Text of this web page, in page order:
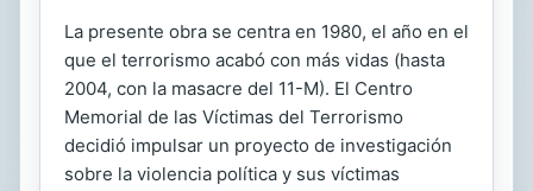
La presente obra se centra en 1980, el año en el
que el terrorismo acabó con más vidas (hasta
2004, con la masacre del 11-M). El Centro
Memorial de las Víctimas del Terrorismo
decidió impulsar un proyecto de investigación
sobre la violencia política y sus víctimas